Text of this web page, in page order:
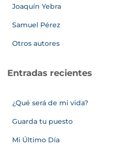
Joaquín Yebra
Samuel Pérez
Otros autores
Entradas recientes
¿Qué será de mi vida?
Guarda tu puesto
Mi Último Día